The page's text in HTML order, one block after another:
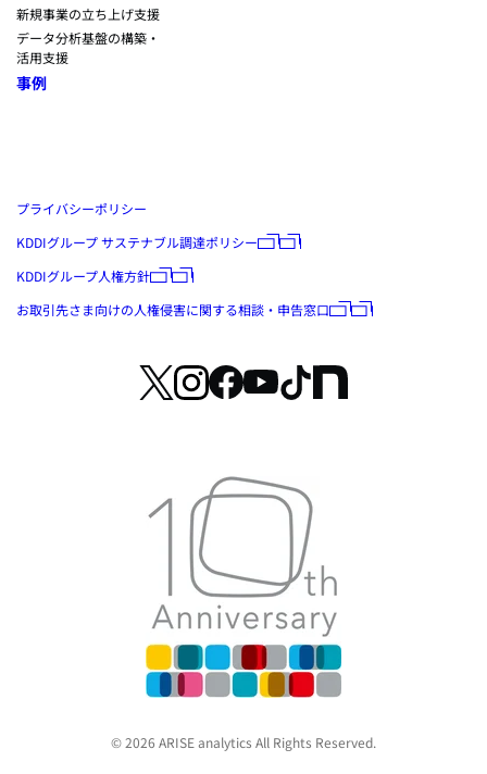
プライバシーポリシー
KDDIグループ サステナブル調達ポリシー
KDDIグループ人権方針
お取引先さま向けの人権侵害に関する相談・申告窓口
新規事業の立ち上げ支援
データ分析基盤の構築・
活用支援
事例
© 2026 ARISE analytics All Rights Reserved.